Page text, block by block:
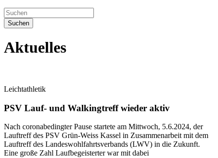
Suchen
Aktuelles
Leichtathletik
PSV Lauf- und Walkingtreff wieder aktiv
Nach coronabedingter Pause startete am Mittwoch, 5.6.2024, der
Lauftreff des PSV Grün-Weiss Kassel in Zusammenarbeit mit dem
Lauftreff des Landeswohlfahrtsverbands (LWV) in die Zukunft.
Eine große Zahl Laufbegeisterter war mit dabei